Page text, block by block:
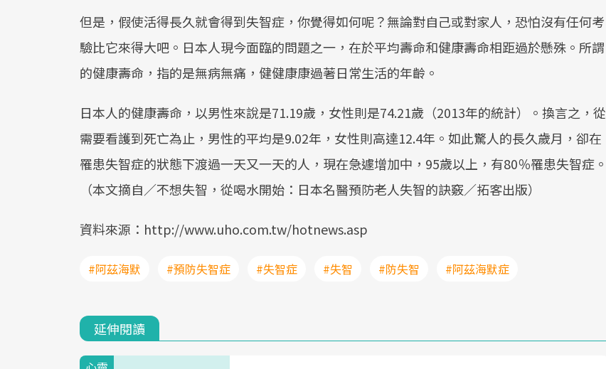
但是，假使活得長久就會得到失智症，你覺得如何呢？無論對自己或對家人，恐怕沒有任何考
驗比它來得大吧。日本人現今面臨的問題之一，在於平均壽命和健康壽命相距過於懸殊。所謂
的健康壽命，指的是無病無痛，健健康康過著日常生活的年齡。
日本人的健康壽命，以男性來說是71.19歲，女性則是74.21歲（2013年的統計）。換言之，從
需要看護到死亡為止，男性的平均是9.02年，女性則高達12.4年。如此驚人的長久歲月，卻在
罹患失智症的狀態下渡過一天又一天的人，現在急遽增加中，95歲以上，有80％罹患失智症。
（本文摘自／不想失智，從喝水開始：日本名醫預防老人失智的訣竅／拓客出版）
資料來源：http://www.uho.com.tw/hotnews.asp
#阿茲海默 #預防失智症 #失智症 #失智 #防失智 #阿茲海默症
延伸閱讀